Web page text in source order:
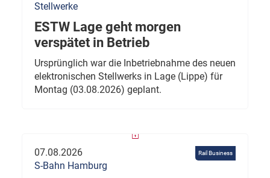
Stellwerke
ESTW Lage geht morgen
verspätet in Betrieb
Ursprünglich war die Inbetriebnahme des neuen
elektronischen Stellwerks in Lage (Lippe) für
Montag (03.08.2026) geplant.
Rail Business
07.08.2026
S-Bahn Hamburg